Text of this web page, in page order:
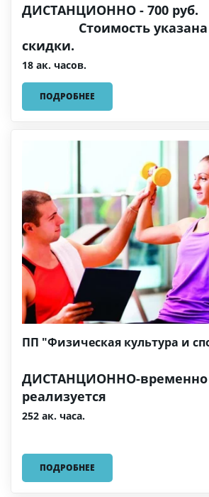
ДИСТАНЦИОННО -
Стоимость указана
скидки.
18 ак. часов.
ПОДРОБНЕЕ
ПП "Физическая культура и
ДИСТАНЦИОННО-временно
реализуется
252 ак. часа.
ПОДРОБНЕЕ